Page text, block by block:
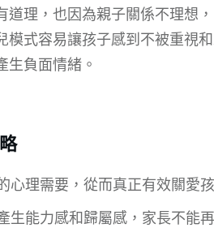
道理，也因為親子關係不理想
模式容易讓孩子感到不被重視
生負面情緒。
心理需要，從而真正有效關愛
生能力感和歸屬感，家長不能